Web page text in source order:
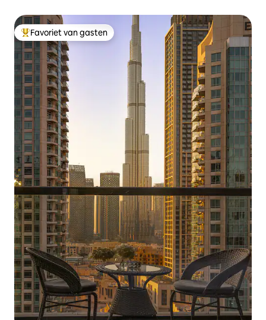
Topfavoriet van gasten
Favoriet van gasten